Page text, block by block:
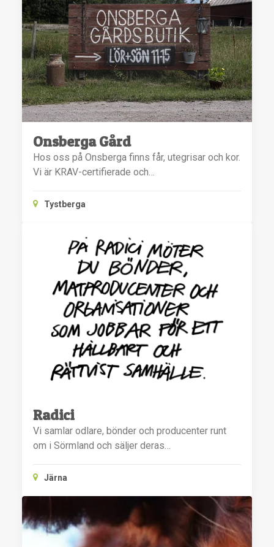
Onsberga Gård
Hos oss på Onsberga finns får, utegrisar och kor.
Vi är KRAV-certifierade och…
Tystberga
Radici
Vi samlar odlare, bönder och producenter runt
om i Sörmland och säljer deras…
Järna